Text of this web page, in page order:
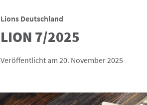
Lions Deutschland
LION 7/2025
Veröffentlicht am 20. November 2025